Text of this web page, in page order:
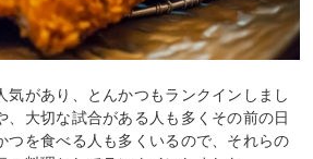
気があり、とんかつもランクインしまし
、大切な試合がある人も多くその前の日
つを食べる人も多くいるので、それらの